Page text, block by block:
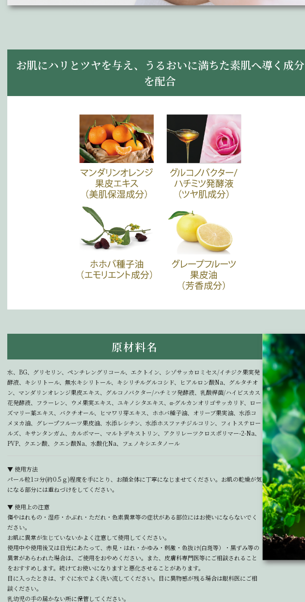
お肌にハリとツヤを与え、うるおいに満ちた素肌へ導く成分
を配合
原材料名
水、BG、グリセリン、ペンチレングリコール、エクトイン、シゾサッカロミセス/イチジク果実発
酵液、キシリトール、無水キシリトール、キシリチルグルコシド、ヒアルロン酸Na、グルタチオ
ン、マンダリンオレンジ果皮エキス、グルコノバクター/ハチミツ発酵液、乳酸桿菌/ハイビスカス
花発酵液、フラーレン、ウメ果実エキス、ユキノシタエキス、α-グルカンオリゴサッカリド、ロー
ズマリー葉エキス、バクチオール、ヒマワリ芽エキス、ホホバ種子油、オリーブ果実油、水添コ
メヌカ油、グレープフルーツ果皮油、水添レシチン、水添ホスファチジルコリン、フィトステロー
ルズ、キサンタンガム、カルボマー、マルトデキストリン、アクリレーツクロスポリマー-2-Na、
PVP、クエン酸、クエン酸Na、水酸化Na、フェノキシエタノール
▼ 使用方法
パール粒1コ分(約0.5ｇ)程度を手にとり、お顔全体に丁寧になじませてください。お肌の乾燥が気
になる部分には重ねづけをしてください。
▼ 使用上の注意
傷やはれもの・湿疹・かぶれ・ただれ・色素異常等の症状がある部位にはお使いにならないでく
ださい。
お肌に異常が生じていないかよく注意して使用してください。
使用中や使用後又は日光にあたって、赤見・はれ・かゆみ・刺激・色抜け(白斑等）・黒ずみ等の
異常があらわれた場合は、ご使用をおやめください。また、皮膚科専門医等にご相談されること
をおすすめします。続けてお使いになりますと悪化させることがあります。
目に入ったときは、すぐに水でよく洗い流してください。目に異物感が残る場合は眼科医にご相
談ください。
乳幼児の手の届かない所に保管してください。